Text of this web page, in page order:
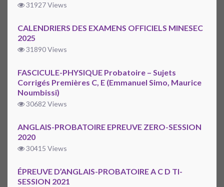
31927 Views
CALENDRIERS DES EXAMENS OFFICIELS MINESEC
2025
31890 Views
FASCICULE-PHYSIQUE Probatoire – Sujets
Corrigés Premières C, E (Emmanuel Simo, Maurice
Noumbissi)
30682 Views
ANGLAIS-PROBATOIRE EPREUVE ZERO-SESSION
2020
30415 Views
ÉPREUVE D’ANGLAIS-PROBATOIRE A C D TI-
SESSION 2021